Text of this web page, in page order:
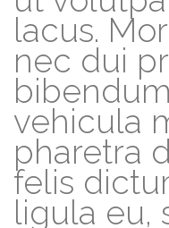
lacus.
nec dui
vehicula
pharetra
felis
ligula eu,